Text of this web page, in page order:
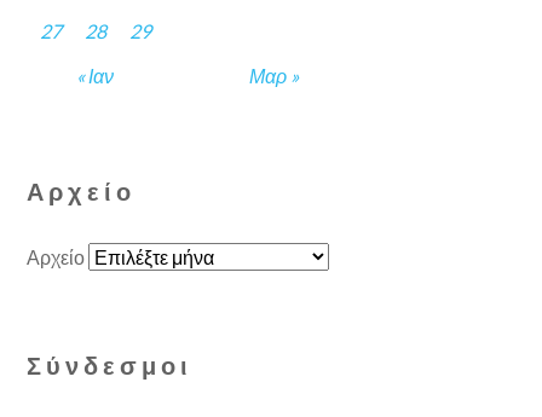
« Ιαν Μαρ »
27
28 29
Αρχείο
Αρχείο
Σύνδεσμοι